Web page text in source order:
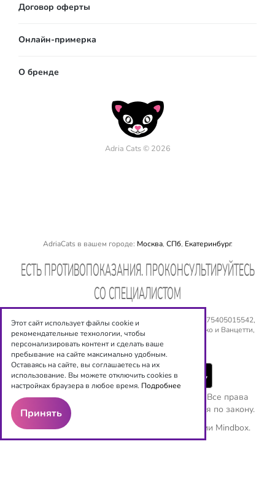
Договор оферты
Онлайн-примерка
О бренде
Adria Cats © 2026
AdriaCats в вашем городе: Москва, СПб, Екатеринбург.
EСТЬ ПРОТИВОПОКАЗАНИЯ. ПРОКОНСУЛЬТИРУЙТЕСЬ
СО СПЕЦИАЛИСТОМ
ООО «Оптиксервис», ИНН: 540 534 6944, ОГРН: № 1075405015542,
Юридический адрес: 630008, г. Новосибирск, ул. Сакко и Ванцетти,
дом 77, 5 этаж. Email:
Copyright ©
2016-2026. Все права
защищены. Любое копирование преследуется по закону.
Используются рекомендательные технологии Mindbox.
Этот сайт использует файлы cookie и
рекомендательные технологии, чтобы
персонализировать контент и сделать ваше
пребывание на сайте максимально удобным.
Оставаясь на сайте, вы соглашаетесь на их
использование. Вы можете отключить cookies в
настройках браузера в любое время. Подробнее
Принять